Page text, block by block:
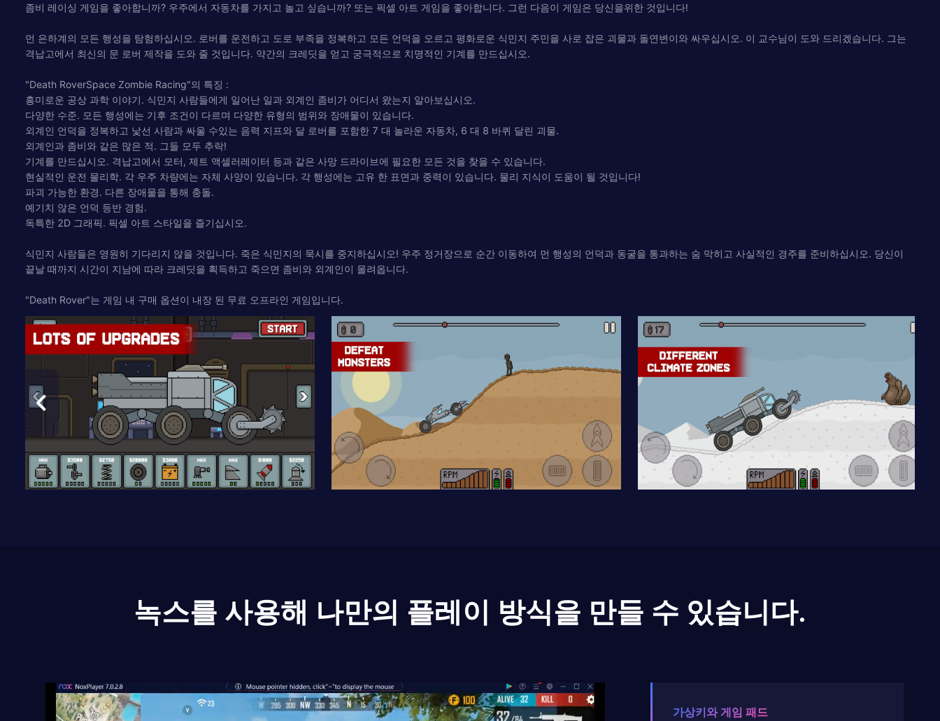
좀비 레이싱 게임을 좋아합니까? 우주에서 자동차를 가지고 놀고 싶습니까? 또는 픽셀 아트 게임을 좋아합니다. 그런 다음이 게임은 당신을위한 것입니다!
먼 은하계의 모든 행성을 탐험하십시오. 로버를 운전하고 도로 부족을 정복하고 모든 언덕을 오르고 평화로운 식민지 주민을 사로 잡은 괴물과 돌연변이와 싸우십시오. 이 교수님이 도와 드리겠습니다. 그는
격납고에서 최신의 문 로버 제작을 도와 줄 것입니다. 약간의 크레딧을 얻고 궁극적으로 치명적인 기계를 만드십시오.
"Death RoverSpace Zombie Racing"의 특징 :
흥미로운 공상 과학 이야기. 식민지 사람들에게 일어난 일과 외계인 좀비가 어디서 왔는지 알아보십시오.
다양한 수준. 모든 행성에는 기후 조건이 다르며 다양한 유형의 범위와 장애물이 있습니다.
외계인 언덕을 정복하고 낯선 사람과 싸울 수있는 음력 지프와 달 로버를 포함한 7 대 놀라운 자동차, 6 대 8 바퀴 달린 괴물.
외계인과 좀비와 같은 많은 적. 그들 모두 추락!
기계를 만드십시오. 격납고에서 모터, 제트 액셀러레이터 등과 같은 사망 드라이브에 필요한 모든 것을 찾을 수 있습니다.
현실적인 운전 물리학. 각 우주 차량에는 자체 사양이 있습니다. 각 행성에는 고유 한 표면과 중력이 있습니다. 물리 지식이 도움이 될 것입니다!
파괴 가능한 환경. 다른 장애물을 통해 충돌.
예기치 않은 언덕 등반 경험.
독특한 2D 그래픽. 픽셀 아트 스타일을 즐기십시오.
식민지 사람들은 영원히 기다리지 않을 것입니다. 죽은 식민지의 묵시를 중지하십시오! 우주 정거장으로 순간 이동하여 먼 행성의 언덕과 동굴을 통과하는 숨 막히고 사실적인 경주를 준비하십시오. 당신이
끝날 때까지 시간이 지남에 따라 크레딧을 획득하고 죽으면 좀비와 외계인이 몰려옵니다.
"Death Rover"는 게임 내 구매 옵션이 내장 된 무료 오프라인 게임입니다.
녹스를 사용해 나만의 플레이 방식을 만들 수 있습니다.
가상키와 게임 패드